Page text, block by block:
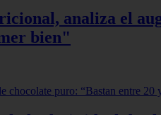
analiza el
bien"